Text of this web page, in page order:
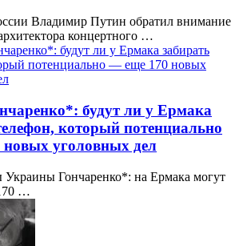
Владимир Путин обратил внимание
концертного …
будут ли у Ермака
который потенциально
уголовных дел
Украины Гончаренко*: на Ермака могут
…